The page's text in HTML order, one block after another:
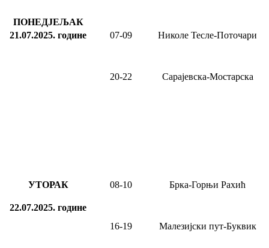
ПОНЕДЈЕЉАК
21.07.2025. године 07-09 Николе Тесле-Поточари
20-22 Сарајевска-Мостарска
УТОРАК
22.07.2025. године
08-10 Брка-Горњи Рахић
16-19 Малезијски пут-Буквик